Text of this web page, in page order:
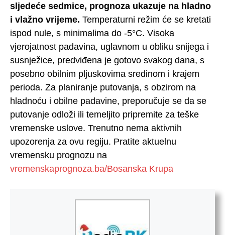
sljedeće sedmice, prognoza ukazuje na hladno
i vlažno vrijeme. Temperaturni režim će se kretati
ispod nule, s minimalima do -5°C. Visoka
vjerojatnost padavina, uglavnom u obliku snijega i
susnježice, predviđena je gotovo svakog dana, s
posebno obilnim pljuskovima sredinom i krajem
perioda. Za planiranje putovanja, s obzirom na
hladnoću i obilne padavine, preporučuje se da se
putovanje odloži ili temeljito pripremite za teške
vremenske uslove. Trenutno nema aktivnih
upozorenja za ovu regiju. Pratite aktuelnu
vremensku prognozu na
vremenskaprognoza.ba/Bosanska Krupa